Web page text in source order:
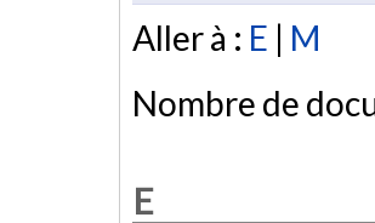
Aller à : E | M
Nombre de
E